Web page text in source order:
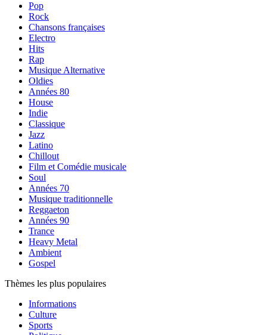
Pop
Rock
Chansons françaises
Electro
Hits
Rap
Musique Alternative
Oldies
Années 80
House
Indie
Classique
Jazz
Latino
Chillout
Film et Comédie musicale
Soul
Années 70
Musique traditionnelle
Reggaeton
Années 90
Trance
Heavy Metal
Ambient
Gospel
Thèmes les plus populaires
Informations
Culture
Sports